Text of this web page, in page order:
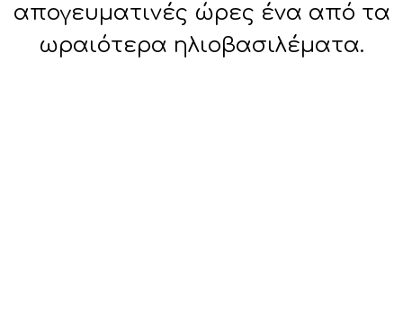
απογευματινές ώρες ένα από τα
ωραιότερα ηλιοβασιλέματα.